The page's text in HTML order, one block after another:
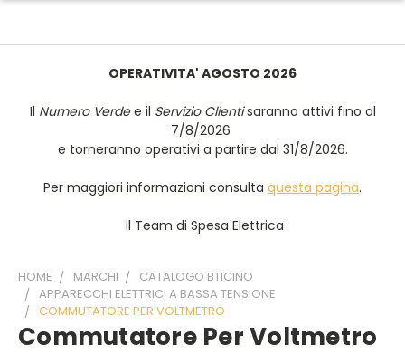
OPERATIVITA' AGOSTO 2026
Il Numero Verdee il Servizio Clientisaranno attivi fino al
7/8/2026
e torneranno operativi a partire dal 31/8/2026.
Per maggiori informazioni consulta questa pagina.
Il Team di Spesa Elettrica
HOME MARCHI
CATALOGO BTICINO
APPARECCHI ELETTRICI A BASSA TENSIONE
COMMUTATORE PER VOLTMETRO
Commutatore Per Voltmetro